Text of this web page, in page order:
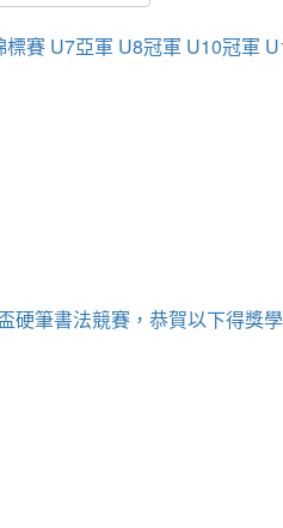
賽 U7亞軍 U8冠軍 U10冠軍
硬筆書法競賽，恭賀以下得獎